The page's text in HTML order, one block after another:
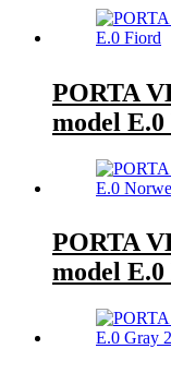
PORTA
model
PORTA
model